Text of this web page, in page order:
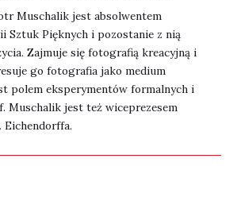
Muschalik jest absolwentem
Sztuk Pięknych i pozostanie z nią
Zajmuje się fotografią kreacyjną i
go fotografia jako medium
polem eksperymentów formalnych i
Muschalik jest też wiceprezesem